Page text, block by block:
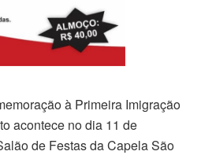
à Primeira Imigração
acontece no dia 11 de
de Festas da Capela São